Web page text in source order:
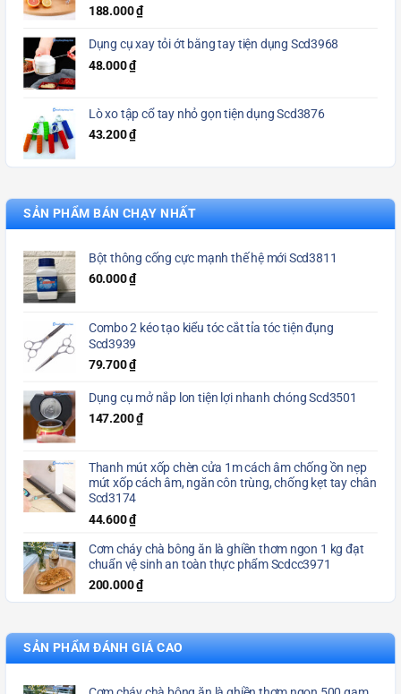
188.000₫
Dụng cụ xay tỏi ớt bằng tay tiện dụng Scd3968
48.000₫
Lò xo tập cổ tay nhỏ gọn tiện dụng Scd3876
43.200₫
SẢN PHẨM BÁN CHẠY NHẤT
Bột thông cống cực mạnh thế hệ mới Scd3811
60.000₫
Combo 2 kéo tạo kiểu tóc cắt tỉa tóc tiện đụng
Scd3939
79.700₫
Dụng cụ mở nắp lon tiện lợi nhanh chóng Scd3501
147.200₫
Thanh mút xốp chèn cửa 1m cách âm chống ồn nẹp
mút xốp cách âm, ngăn côn trùng, chống kẹt tay chân
Scd3174
44.600₫
Cơm cháy chà bông ăn là ghiền thơm ngon 1 kg đạt
chuẩn vệ sinh an toàn thực phẩm Scdcc3971
200.000₫
SẢN PHẨM ĐÁNH GIÁ CAO